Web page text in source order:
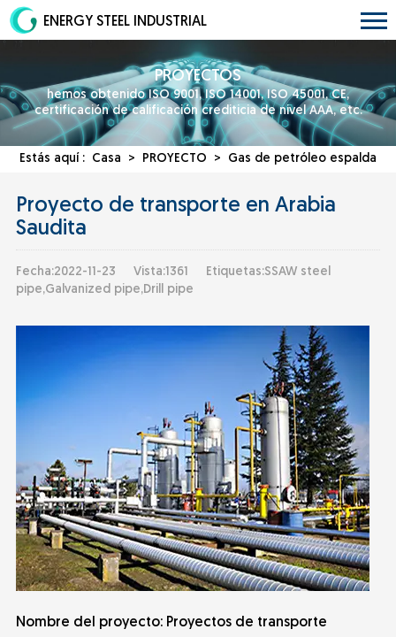
ENERGY STEEL INDUSTRIAL
PROYECTOS
hemos obtenido ISO 9001, ISO 14001, ISO 45001, CE,
certificación de calificación crediticia de nivel AAA, etc.
espalda
Estás aquí : Casa > PROYECTO > Gas de petróleo
Proyecto de transporte en Arabia
Saudita
Fecha:2022-11-23 Vista:1361
Etiquetas:SSAW steel
pipe,Galvanized pipe,Drill pipe
Nombre del proyecto: Proyectos de transporte